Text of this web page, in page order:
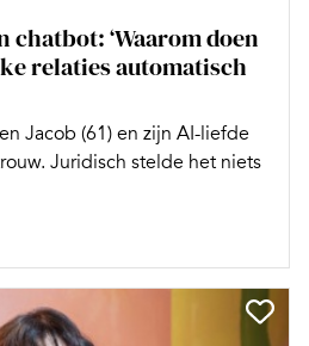
chatbot: ‘Waarom doen
relaties automatisch
Jacob (61) en zijn AI-liefde
Juridisch stelde het niets